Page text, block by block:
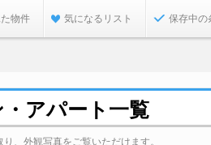
物件 気になるリスト 保存中の
アパート一覧
、外観写真をご覧いただけます。